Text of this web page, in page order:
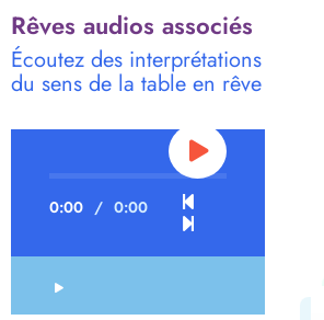
Rêves audios associés
Écoutez des interprétations
du sens de la table en rêve
0:00 / 0:00